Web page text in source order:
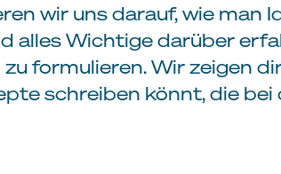
wir uns darauf, wie
alles Wichtige darüber
formulieren. Wir zeigen
schreiben könnt, die